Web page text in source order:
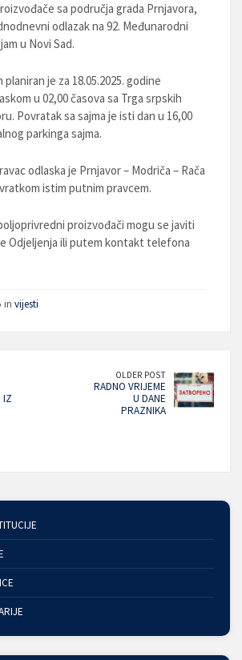
sa područja grada Prnjavora,
odlazak na 92. Međunarodni
u Novi Sad.
planiran je za 18.05.2025. godine
u 02,00 časova sa Trga srpskih
Povratak sa sajma je isti dan u 16,00
parkinga sajma.
odlaska je Prnjavor – Modriča – Rača
istim putnim pravcem.
proizvođači mogu se javiti
Odjeljenja ili putem kontakt telefona
in vijesti
IZ
OLDER POST
RADNO VRIJEME
U DANE
PRAZNIKA